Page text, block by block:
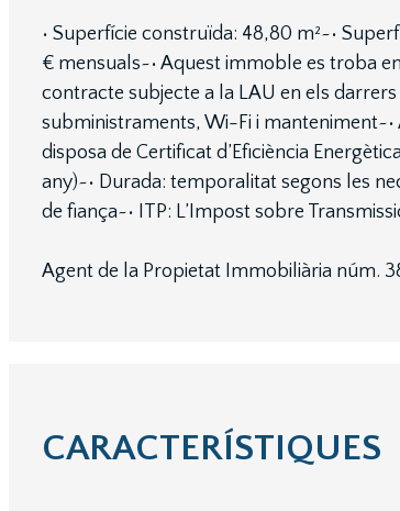
• Superfície construïda: 48,80 m²~•
€ mensuals~• Aquest immoble es troba
contracte subjecte a la LAU en els
subministraments, Wi-Fi i
disposa de Certificat d’Eficiència
any)~• Durada: temporalitat segons les
de fiança~• ITP: L’Impost sobre
Agent de la Propietat Immobiliària núm.
CARACTERÍSTIQUES